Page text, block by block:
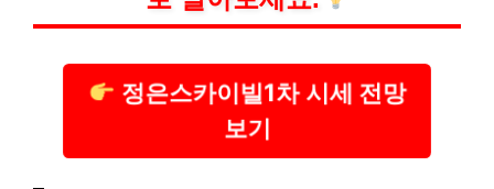
정은스카이빌1차 시세 전망
보기